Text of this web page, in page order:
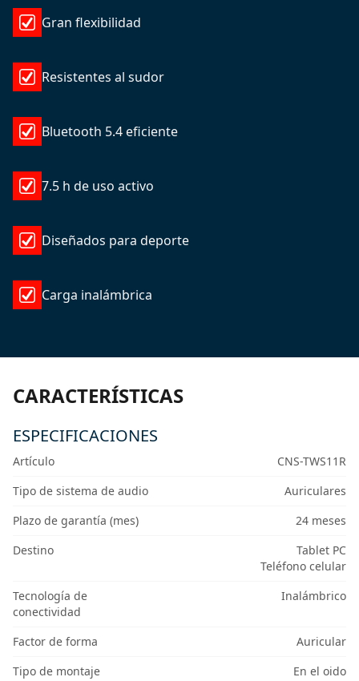
Gran flexibilidad
Resistentes al sudor
Bluetooth 5.4 eficiente
7.5 h de uso activo
Diseñados para deporte
Carga inalámbrica
CARACTERÍSTICAS
ESPECIFICACIONES
Artículo
CNS-TWS11R
Tipo de sistema de audio
Auriculares
Plazo de garantía (mes)
24 meses
Destino
Tablet PC
Teléfono celular
Tecnología de
conectividad
Inalámbrico
Factor de forma
Auricular
Tipo de montaje
En el oido